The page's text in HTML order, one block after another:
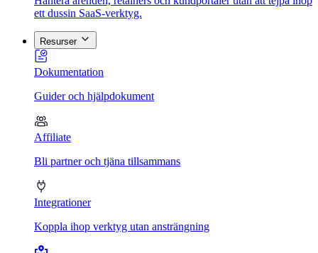
ett dussin SaaS-verktyg.
Resurser
Dokumentation
Guider och hjälpdokument
Affiliate
Bli partner och tjäna tillsammans
Integrationer
Koppla ihop verktyg utan ansträngning